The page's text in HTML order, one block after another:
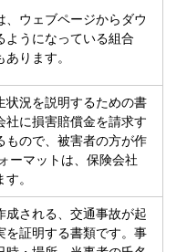
、ウェブページからダウ
ようになっている組合
あります。
状況を説明するための書
社に損害賠償金を請求す
もので、被害者の方が作
ーマットは、保険会社
。
成される、交通事故が起
を証明する書類です。事